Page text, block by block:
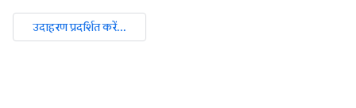
उदाहरण प्रदर्शित करें...